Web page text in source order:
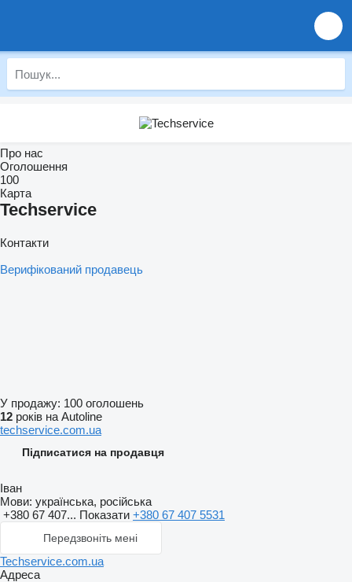
Про нас
Оголошення
100
Карта
Techservice
Контакти
Верифікований продавець
У продажу: 100 оголошень
12 років на Autoline
techservice.com.ua
Підписатися на продавця
Іван
Мови: українська, російська
+380 67 407... Показати +380 67 407 5531
Передзвоніть мені
Techservice.com.ua
Адреса